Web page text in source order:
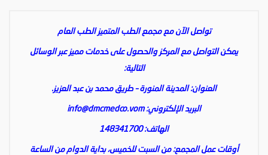
تواصل الآن مع مجمع الطب المتميز الطب العام
يمكن التواصل مع المركز والحصول على خدمات مميز عبر الوسائل
التالية:
العنوان: المدينة المنورة – طريق محمد بن عبد العزيز.
البريد الإلكتروني:info@dmcmedco.vom
الهاتف: 148341700
أوقات عمل المجمع: من السبت للخميس، بداية الدوام من الساعة